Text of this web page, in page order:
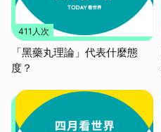
411人次
「黑藥丸理論」代表什麼態
度？